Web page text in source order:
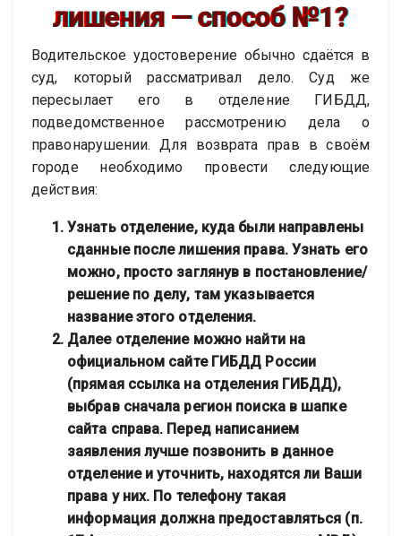
лишения — способ №1?
Водительское удостоверение обычно сдаётся в
суд, который рассматривал дело. Суд же
пересылает его в отделение ГИБДД,
подведомственное рассмотрению дела о
правонарушении. Для возврата прав в своём
городе необходимо провести следующие
действия:
Узнать отделение, куда были направлены
сданные после лишения права. Узнать его
можно, просто заглянув в постановление/
решение по делу, там указывается
название этого отделения.
Далее отделение можно найти на
официальном сайте ГИБДД России
(прямая ссылка на отделения ГИБДД),
выбрав сначала регион поиска в шапке
сайта справа. Перед написанием
заявления лучше позвонить в данное
отделение и уточнить, находятся ли Ваши
права у них. По телефону такая
информация должна предоставляться (п.